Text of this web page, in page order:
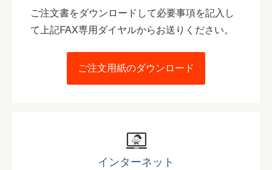
ご注文書をダウンロードして必要事項を記入し
て上記FAX専用ダイヤルからお送りください。
ご注文用紙のダウンロード
インターネット